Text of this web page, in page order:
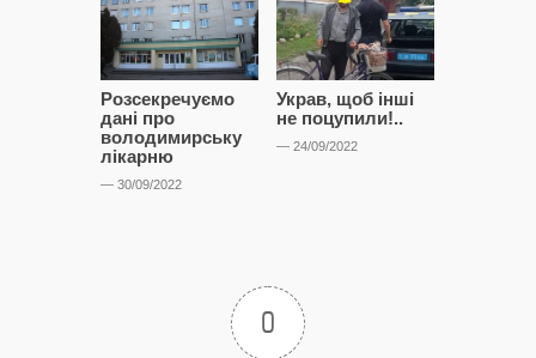
Розсекречуємо
дані про
володимирську
лікарню
— 30/09/2022
Украв, щоб інші
не поцупили!..
— 24/09/2022
0